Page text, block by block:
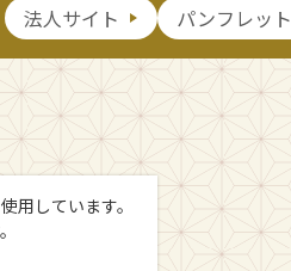
法人サイト パンフレット
用しています。